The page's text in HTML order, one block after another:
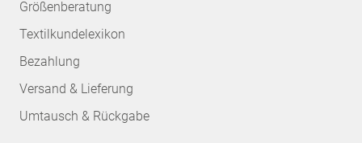
Größenberatung
Textilkundelexikon
Bezahlung
Versand & Lieferung
Umtausch & Rückgabe